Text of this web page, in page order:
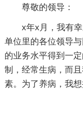
尊敬的领导：
x年x月，我有
单位里的各位领导
的业务水平得到一
制，经常生病，而
素。为了养病，我